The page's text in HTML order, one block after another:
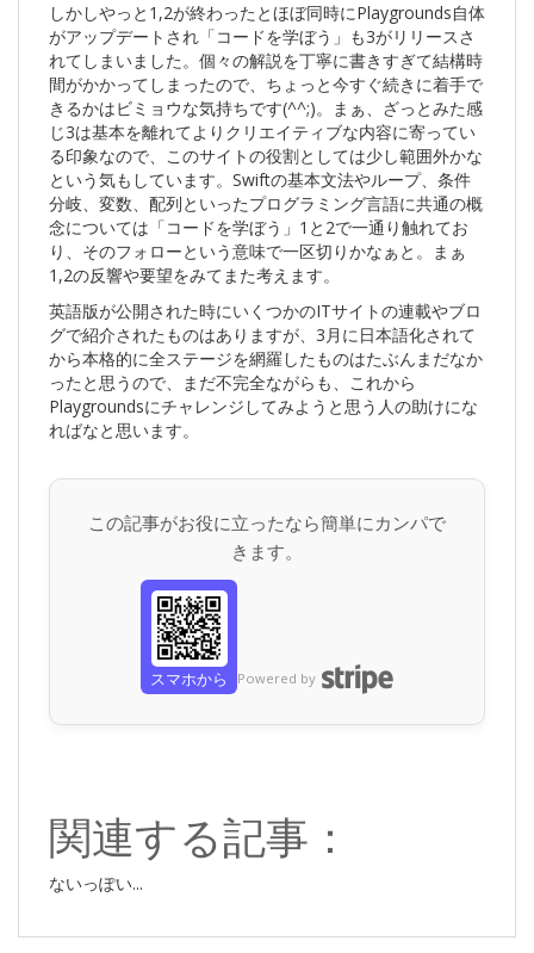
しかしやっと1,2が終わったとほぼ同時にPlaygrounds自体
がアップデートされ「コードを学ぼう」も3がリリースさ
れてしまいました。個々の解説を丁寧に書きすぎて結構時
間がかかってしまったので、ちょっと今すぐ続きに着手で
きるかはビミョウな気持ちです(^^;)。まぁ、ざっとみた感
じ3は基本を離れてよりクリエイティブな内容に寄ってい
る印象なので、このサイトの役割としては少し範囲外かな
という気もしています。Swiftの基本文法やループ、条件
分岐、変数、配列といったプログラミング言語に共通の概
念については「コードを学ぼう」1と2で一通り触れてお
り、そのフォローという意味で一区切りかなぁと。まぁ
1,2の反響や要望をみてまた考えます。
英語版が公開された時にいくつかのITサイトの連載やブロ
グで紹介されたものはありますが、3月に日本語化されて
から本格的に全ステージを網羅したものはたぶんまだなか
ったと思うので、まだ不完全ながらも、これから
Playgroundsにチャレンジしてみようと思う人の助けにな
ればなと思います。
この記事がお役に立ったなら簡単にカンパで
きます。
スマホから Powered by
関連する記事：
ないっぽい...